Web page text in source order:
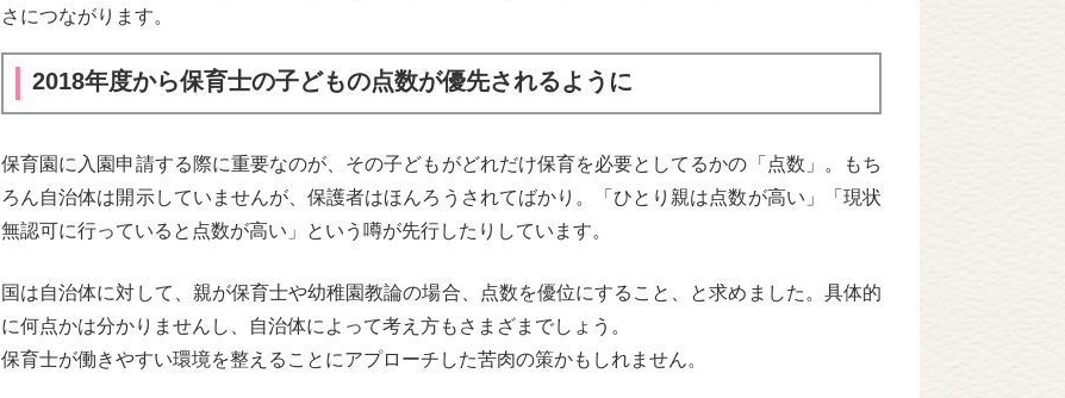
さにつながります。
2018年度から保育士の子どもの点数が優先されるように
保育園に入園申請する際に重要なのが、その子どもがどれだけ保育を必要としてるかの「点数」。もち
ろん自治体は開示していませんが、保護者はほんろうされてばかり。「ひとり親は点数が高い」「現状
無認可に行っていると点数が高い」という噂が先行したりしています。
国は自治体に対して、親が保育士や幼稚園教論の場合、点数を優位にすること、と求めました。具体的
に何点かは分かりませんし、自治体によって考え方もさまざまでしょう。
保育士が働きやすい環境を整えることにアプローチした苦肉の策かもしれません。